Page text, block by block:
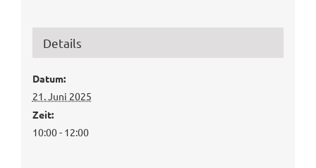
Details
Datum:
21. Juni 2025
Zeit:
10:00 - 12:00